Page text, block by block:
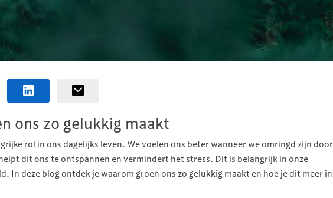
ons zo gelukkig maakt
rol in ons dagelijks leven. We voelen ons beter wanneer we omringd zijn door
dit ons te ontspannen en vermindert het stress. Dit is belangrijk in onze
In deze blog ontdek je waarom groen ons zo gelukkig maakt en hoe je dit meer in